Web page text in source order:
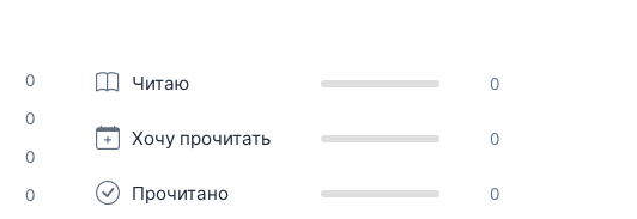
0
0
0
0
Читаю 0
Хочу прочитать 0
Прочитано 0